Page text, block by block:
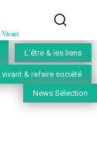
Vivant
L'être & les liens
vivant & refaire société
News Sélection